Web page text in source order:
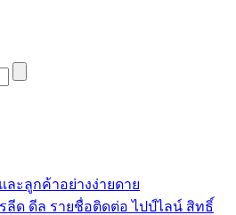
ละลูกค้าอย่างง่ายดาย
ลีด ดีล รายชื่อติดต่อ ไปป์ไลน์ สิทธิ์